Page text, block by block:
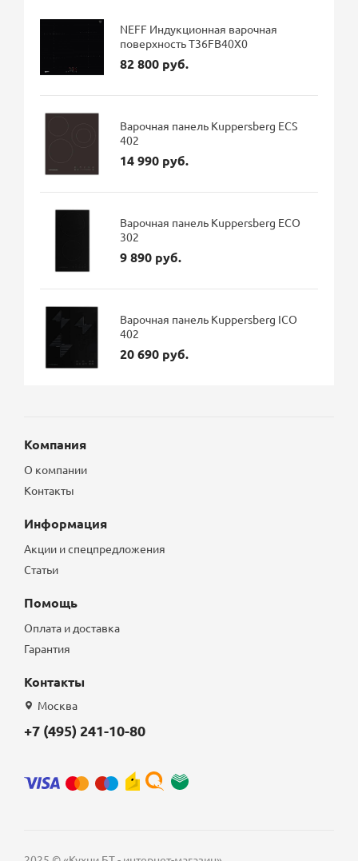
NEFF Индукционная варочная
поверхность T36FB40X0
82 800 руб.
Варочная панель Kuppersberg ECS
402
14 990 руб.
Варочная панель Kuppersberg ECO
302
9 890 руб.
Варочная панель Kuppersberg ICO
402
20 690 руб.
Компания
О компании
Контакты
Информация
Акции и спецпредложения
Статьи
Помощь
Оплата и доставка
Гарантия
Контакты
Москва
+7 (495) 241-10-80